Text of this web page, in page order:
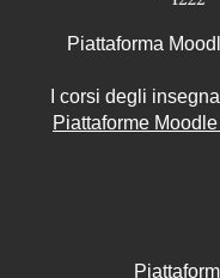
Piattaforma
I corsi degli
Piattaforme